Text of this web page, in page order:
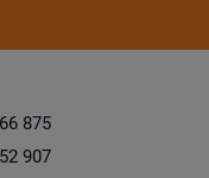
875
907